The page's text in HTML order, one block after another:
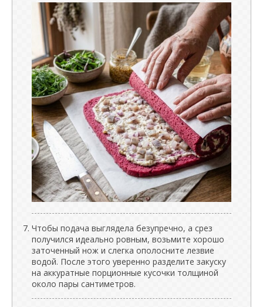
Чтобы подача выглядела безупречно, а срез
получился идеально ровным, возьмите хорошо
заточенный нож и слегка ополосните лезвие
водой. После этого уверенно разделите закуску
на аккуратные порционные кусочки толщиной
около пары сантиметров.